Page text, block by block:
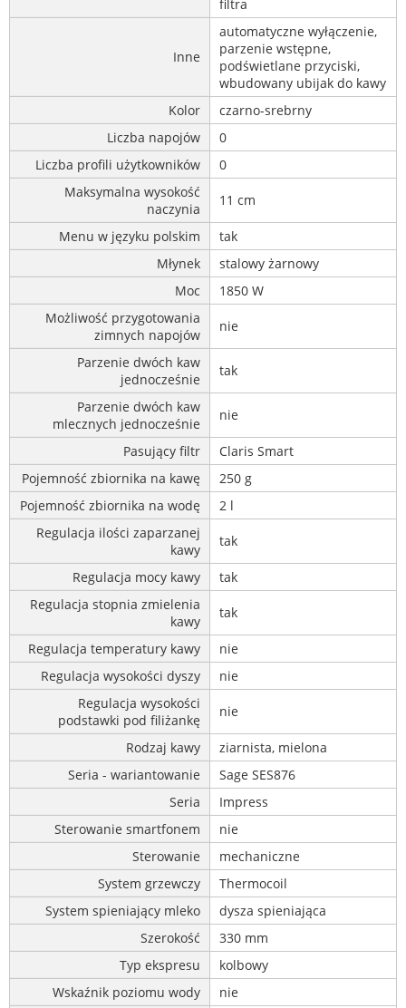
filtra
Inne
automatyczne wyłączenie,
parzenie wstępne,
podświetlane przyciski,
wbudowany ubijak do kawy
Kolor
czarno-srebrny
Liczba napojów
0
Liczba profili użytkowników
0
Maksymalna wysokość
naczynia
11 cm
Menu w języku polskim
tak
Młynek
stalowy żarnowy
Moc
1850 W
Możliwość przygotowania
zimnych napojów
nie
Parzenie dwóch kaw
jednocześnie
tak
Parzenie dwóch kaw
mlecznych jednocześnie
nie
Pasujący filtr
Claris Smart
Pojemność zbiornika na kawę
250 g
Pojemność zbiornika na wodę
2 l
Regulacja ilości zaparzanej
kawy
tak
Regulacja mocy kawy
tak
Regulacja stopnia zmielenia
kawy
tak
Regulacja temperatury kawy
nie
Regulacja wysokości dyszy
nie
Regulacja wysokości
podstawki pod filiżankę
nie
Rodzaj kawy
ziarnista, mielona
Seria - wariantowanie
Sage SES876
Seria
Impress
Sterowanie smartfonem
nie
Sterowanie
mechaniczne
System grzewczy
Thermocoil
System spieniający mleko
dysza spieniająca
Szerokość
330 mm
Typ ekspresu
kolbowy
Wskaźnik poziomu wody
nie